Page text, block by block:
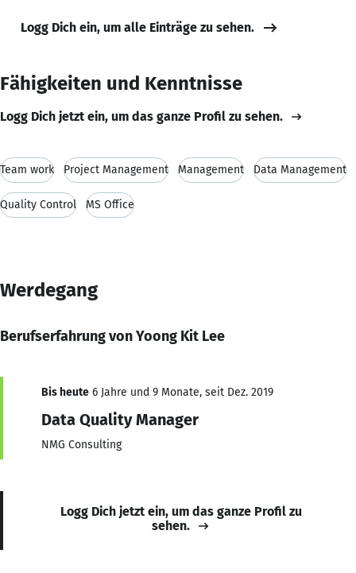
Logg Dich ein, um alle Einträge zu sehen.
Fähigkeiten und Kenntnisse
Logg Dich jetzt ein, um das ganze Profil zu sehen.
Team work Project Management Management Data Management
Quality Control MS Office
Werdegang
Berufserfahrung von Yoong Kit Lee
Bis heute 6 Jahre und 9 Monate, seit Dez. 2019
Data Quality Manager
NMG Consulting
Logg Dich jetzt ein, um das ganze Profil zu
sehen.